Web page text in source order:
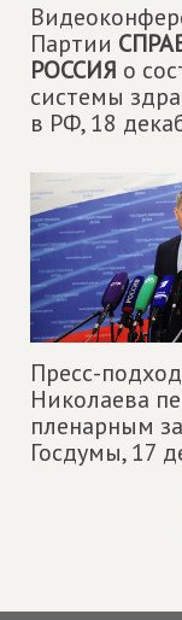
Партии
РОССИЯ о
системы
в РФ,18
Пресс-
Николаева
пленарным
Госдумы,17